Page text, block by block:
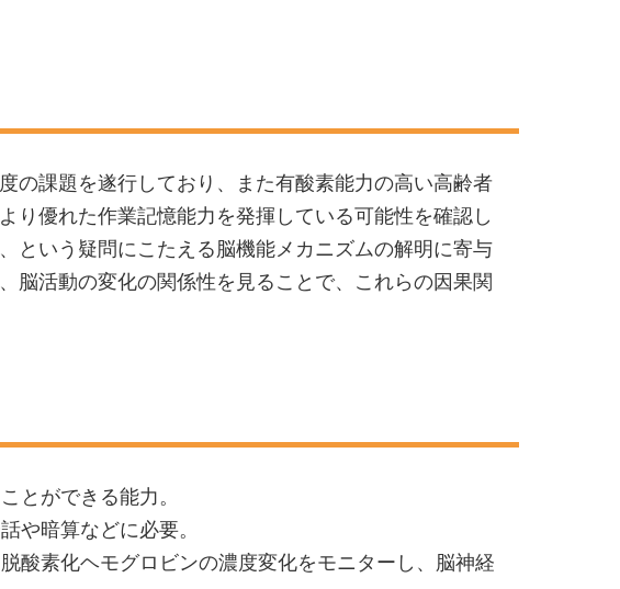
の課題を遂行しており、また有酸素能力の高い高齢者
り優れた作業記憶能力を発揮している可能性を確認し
という疑問にこたえる脳機能メカニズムの解明に寄与
脳活動の変化の関係性を見ることで、これらの因果関
とができる能力。
や暗算などに必要。
酸素化ヘモグロビンの濃度変化をモニターし、脳神経